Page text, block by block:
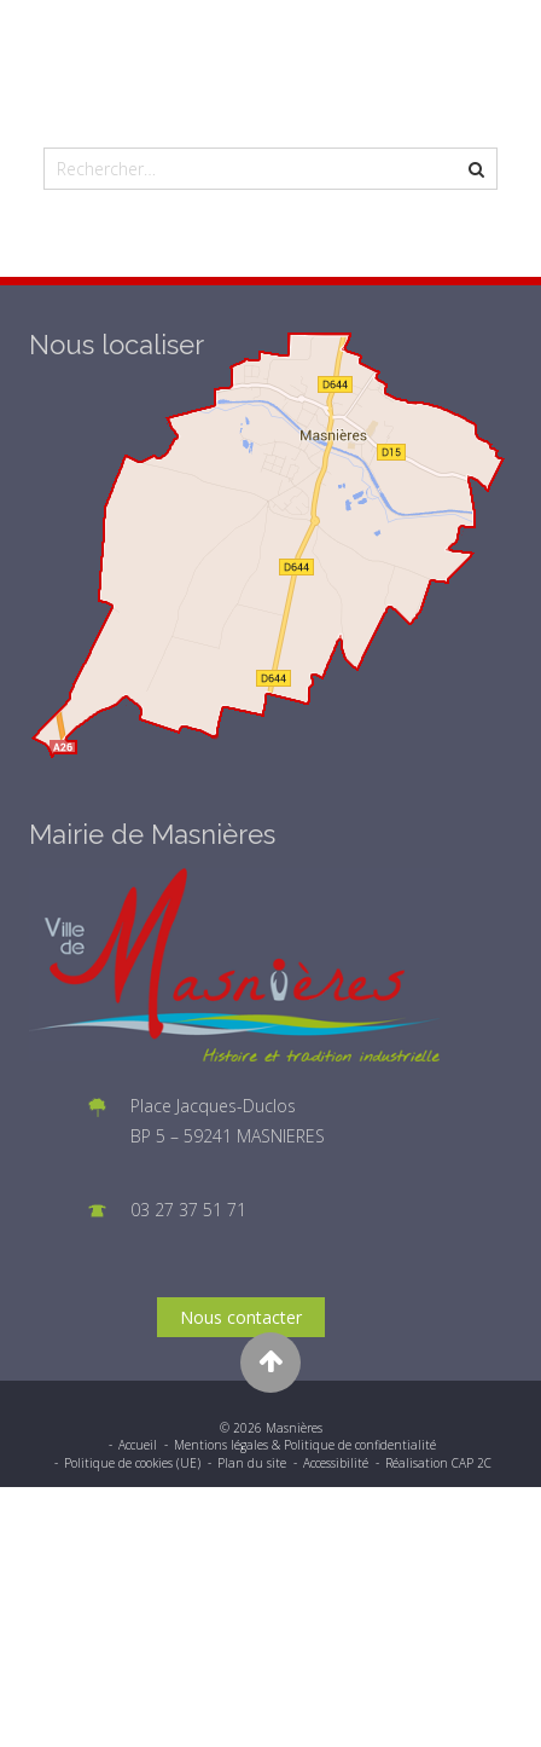
Nous localiser
Mairie de Masnières
Place Jacques-Duclos
BP 5 – 59241 MASNIERES
03 27 37 51 71
Nous contacter
© 2026 Masnières
Accueil
Mentions légales & Politique de confidentialité
Politique de cookies (UE)
Plan du site Accessibilité Réalisation CAP 2C